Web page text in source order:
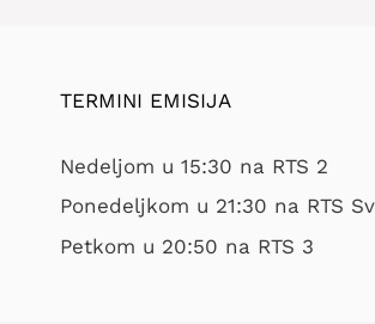
TERMINI EMISIJA
Nedeljom u 15:30 na RTS 2
Ponedeljkom u 21:30 na RTS
Petkom u 20:50 na RTS 3